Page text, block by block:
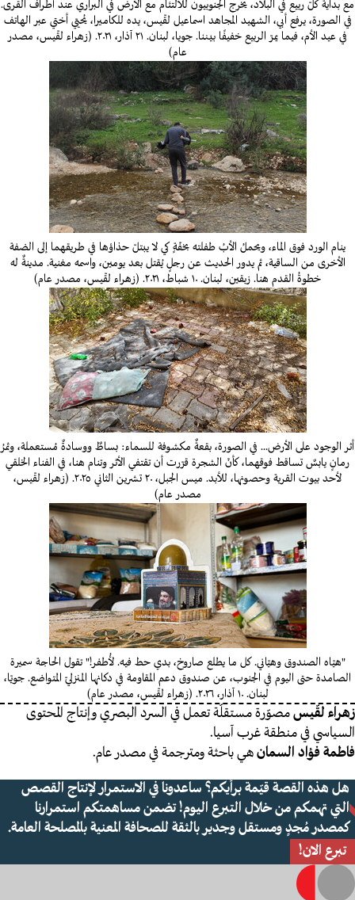
مع بداية كلّ ربيع في البلاد، يخرج الجنوبيون للالتئام مع الأرض في البراري عند أطراف القرى.
في الصورة، يرفع أبي، الشهيد المجاهد اسماعيل لقّيس، يده للكاميرا، يُحيّي أختي عبر الهاتف
في عيد الأم، فيما يمرّ الربيع خفيفًا بيننا. جويا، لبنان. ٢١ آذار، ٢٠٢١. (زهراء لقّيس، مصدر
عام)
ينام الورد فوق الماء، ويحملُ الأبُ طفلته بخفّةٍ كي لا يبتلّ حذاؤها في طريقهما إلى الضفة
الأخرى من الساقية، ثم يدور الحديث عن رجلٍ يُقتل بعد يومين، واسمه مغنية. مدينةٌ له
خطوةُ القدم هنا. زبقين، لبنان. ١٠ شباط، ٢٠٢١. (زهراء لقّيس، مصدر عام)
أثر الوجود على الأرض... في الصورة، بقعةٌ مكشوفة للسماء: بساطٌ ووسادةٌ مُستعملة، وثمرُ
رمانٍ يابسٌ تساقط فوقهما، كأنّ الشجرة قرّرت أن تقتفي الأثر وتنام هنا، في الفناء الخلقي
لأحد بيوت القرية وحصونها، للأبد. ميس الجبل، ٢٠ تشرين الثاني ٢٠٢٥. (زهراء لقّيس،
مصدر عام)
"هيّاه الصندوق وهيّاني. كل ما يطلع صاروخ، بدي حط فيه. لأُطفر!" تقول الحاجة سميرة
الصامدة حتى اليوم في الجنوب، عن صندوق دعم المقاومة في دكانها المنزليّ المتواضع. جويّا،
لبنان. ١٠ آذار، ٢٠٢٦. (زهراء لقّيس، مصدر عام)
زهراء لقّيسمصوّرة مستقلّة تعمل في السرد البصري وإنتاج المحتوى
السياسي في منطقة غرب آسيا.
فاطمة فؤاد السمانهي باحثة ومترجمة في مصدر عام.
هل هذه القصة قيّمة برأيكم؟ ساعدونا في الاستمرار لإنتاج القصص
التي تهمكم من خلال التبرع اليوم! تضمن مساهمتكم استمرارنا
كمصدر مُجدٍ ومستقل وجدير بالثقة للصحافة المعنية بالمصلحة العامة.
تبرع الان!